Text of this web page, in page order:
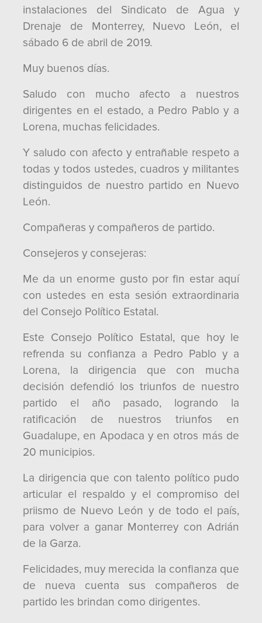
instalaciones del Sindicato de Agua y
Drenaje de Monterrey, Nuevo León, el
sábado 6 de abril de 2019.
Muy buenos días.
Saludo con mucho afecto a nuestros
dirigentes en el estado, a Pedro Pablo y a
Lorena, muchas felicidades.
Y saludo con afecto y entrañable respeto a
todas y todos ustedes, cuadros y militantes
distinguidos de nuestro partido en Nuevo
León.
Compañeras y compañeros de partido.
Consejeros y consejeras:
Me da un enorme gusto por fin estar aquí
con ustedes en esta sesión extraordinaria
del Consejo Político Estatal.
Este Consejo Político Estatal, que hoy le
refrenda su confianza a Pedro Pablo y a
Lorena, la dirigencia que con mucha
decisión defendió los triunfos de nuestro
partido el año pasado, logrando la
ratificación de nuestros triunfos en
Guadalupe, en Apodaca y en otros más de
20 municipios.
La dirigencia que con talento político pudo
articular el respaldo y el compromiso del
priismo de Nuevo León y de todo el país,
para volver a ganar Monterrey con Adrián
de la Garza.
Felicidades, muy merecida la confianza que
de nueva cuenta sus compañeros de
partido les brindan como dirigentes.